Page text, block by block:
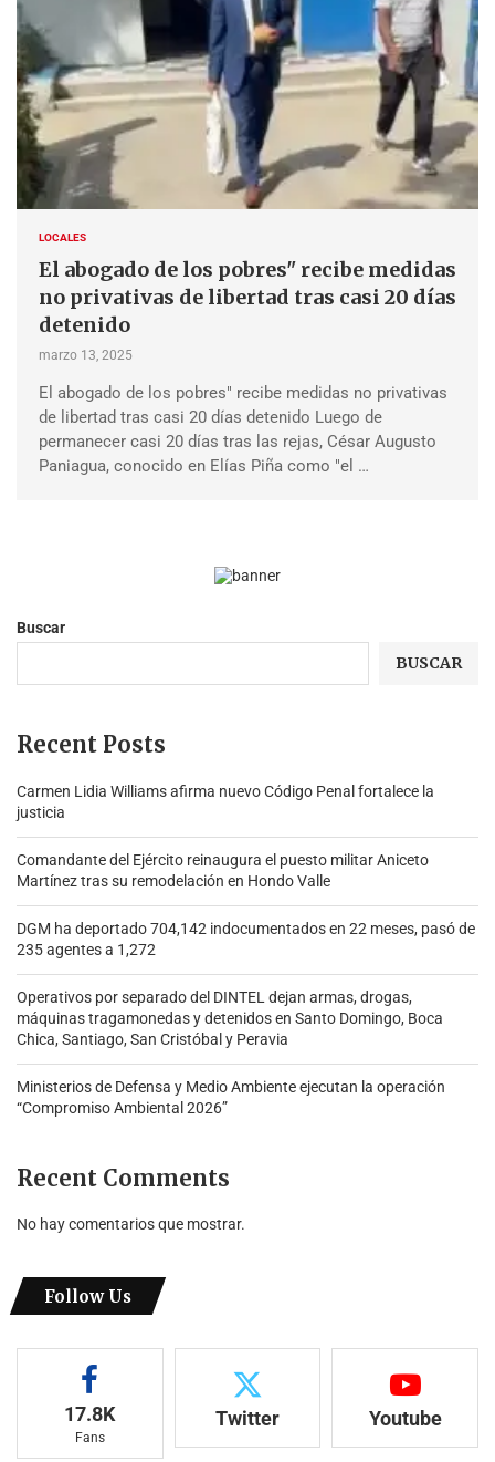
LOCALES
El abogado de los pobres" recibe medidas
no privativas de libertad tras casi 20 días
detenido
marzo 13, 2025
El abogado de los pobres" recibe medidas no privativas
de libertad tras casi 20 días detenido Luego de
permanecer casi 20 días tras las rejas, César Augusto
Paniagua, conocido en Elías Piña como "el …
Buscar
BUSCAR
Recent Posts
Carmen Lidia Williams afirma nuevo Código Penal fortalece la
justicia
Comandante del Ejército reinaugura el puesto militar Aniceto
Martínez tras su remodelación en Hondo Valle
DGM ha deportado 704,142 indocumentados en 22 meses, pasó de
235 agentes a 1,272
Operativos por separado del DINTEL dejan armas, drogas,
máquinas tragamonedas y detenidos en Santo Domingo, Boca
Chica, Santiago, San Cristóbal y Peravia
Ministerios de Defensa y Medio Ambiente ejecutan la operación
“Compromiso Ambiental 2026”
Recent Comments
No hay comentarios que mostrar.
Follow Us
17.8K
Fans
Twitter Youtube